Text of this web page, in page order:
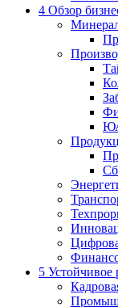
4 Обзор
5 Устойчивое